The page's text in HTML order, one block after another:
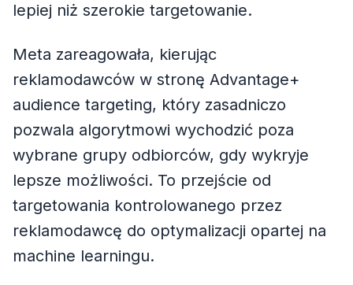
lepiej niż szerokie targetowanie.
Meta zareagowała, kierując
reklamodawców w stronę Advantage+
audience targeting, który zasadniczo
pozwala algorytmowi wychodzić poza
wybrane grupy odbiorców, gdy wykryje
lepsze możliwości. To przejście od
targetowania kontrolowanego przez
reklamodawcę do optymalizacji opartej na
machine learningu.